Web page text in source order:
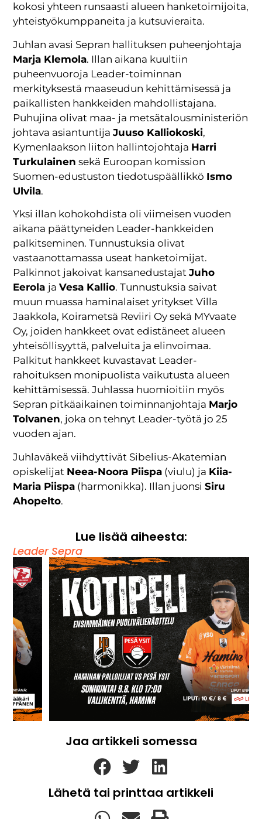
kokosi yhteen runsaasti alueen hanketoimijoita,
yhteistyökumppaneita ja kutsuvieraita.
Juhlan avasi Sepran hallituksen puheenjohtaja
Marja Klemola. Illan aikana kuultiin
puheenvuoroja Leader-toiminnan
merkityksestä maaseudun kehittämisessä ja
paikallisten hankkeiden mahdollistajana.
Puhujina olivat maa- ja metsätalousministeriön
johtava asiantuntijaJuuso Kalliokoski,
Kymenlaakson liiton hallintojohtaja Harri
Turkulainen sekä Euroopan komission
Suomen-edustuston tiedotuspäällikkö Ismo
Ulvila.
Yksi illan kohokohdista oli viimeisen vuoden
aikana päättyneiden Leader-hankkeiden
palkitseminen. Tunnustuksia olivat
vastaanottamassa useat hanketoimijat.
Palkinnot jakoivat kansanedustajatJuho
Eerola jaVesa Kallio. Tunnustuksia saivat
muun muassa haminalaiset yritykset Villa
Jaakkola, Koirametsä Reviiri Oy sekä MYvaate
Oy, joiden hankkeet ovat edistäneet alueen
yhteisöllisyyttä, palveluita ja elinvoimaa.
Palkitut hankkeet kuvastavat Leader-
rahoituksen monipuolista vaikutusta alueen
kehittämisessä. Juhlassa huomioitiin myös
Sepran pitkäaikainen toiminnanjohtaja Marjo
Tolvanen, joka on tehnyt Leader-työtä jo 25
vuoden ajan.
Juhlaväkeä viihdyttivät Sibelius-Akatemian
opiskelijat Neea-Noora Piispa (viulu) ja Kiia-
Maria Piispa (harmonikka). Illan juonsiSiru
Ahopelto.
Lue lisää aiheesta:
Leader Sepra
Jaa artikkeli somessa
Lähetä tai printtaa artikkeli